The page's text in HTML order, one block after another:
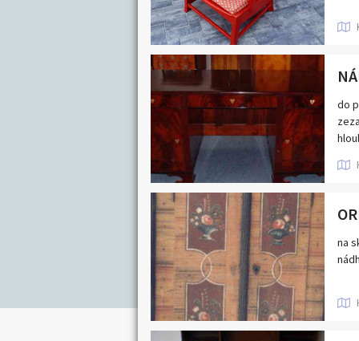
Jihočeský kraj
Karlovarský kraj
Královéhradecký kraj
Moravskoslezský kraj
Pardubický kraj
Středočeský kraj
Zlínský kraj
do
na
Nabídka/poptávka